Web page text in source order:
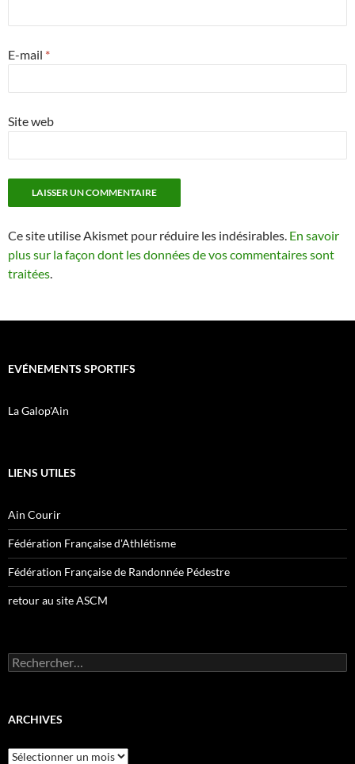
E-mail *
Site web
Ce site utilise Akismet pour réduire les indésirables. En savoir
plus sur la façon dont les données de vos commentaires sont
traitées.
EVÉNEMENTS SPORTIFS
La Galop'Ain
LIENS UTILES
Ain Courir
Fédération Française d'Athlétisme
Fédération Française de Randonnée Pédestre
retour au site ASCM
Rechercher :
ARCHIVES
Archives